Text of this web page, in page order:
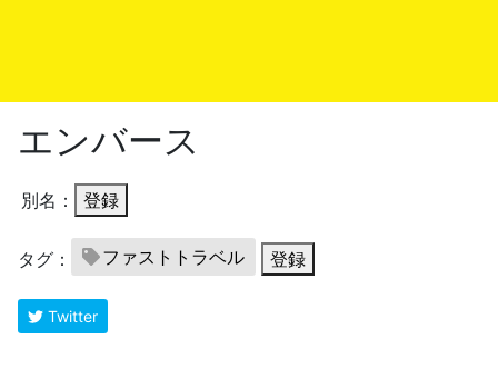
エンバース
別名： 登録
タグ： ファストトラベル 登録
Twitter